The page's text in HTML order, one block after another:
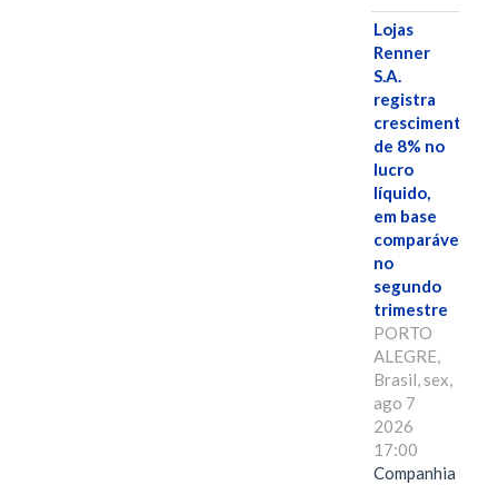
Lojas
Renner
S.A.
registra
crescimento
de 8% no
lucro
líquido,
em base
comparável,
no
segundo
trimestre
PORTO
ALEGRE,
Brasil, sex,
ago 7
2026
17:00
Companhia